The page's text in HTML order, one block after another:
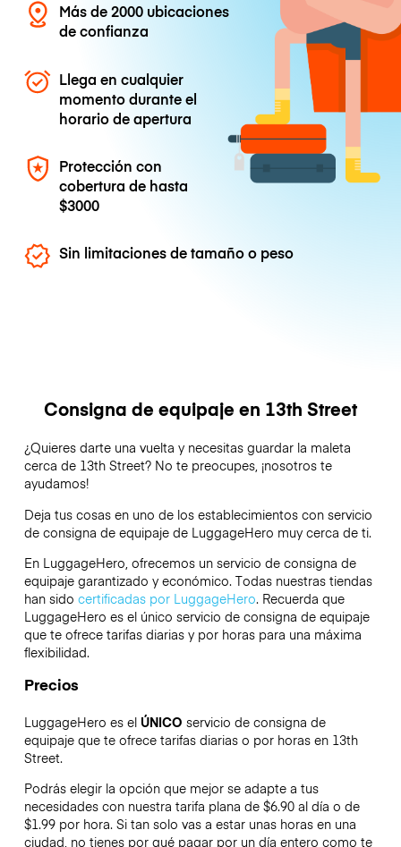
Más de 2000 ubicaciones
de confianza
Llega en cualquier
momento durante el
horario de apertura
Protección con
cobertura de hasta
$3000
Sin limitaciones de tamaño o peso
Consigna de equipaje en 13th Street
¿Quieres darte una vuelta y necesitas guardar la maleta
cerca de 13th Street? No te preocupes, ¡nosotros te
ayudamos!
Deja tus cosas en uno de los establecimientos con servicio
de consigna de equipaje de LuggageHero muy cerca de ti.
En LuggageHero, ofrecemos un servicio de consigna de
equipaje garantizado y económico. Todas nuestras tiendas
han sido certificadas por LuggageHero. Recuerda que
LuggageHero es el único servicio de consigna de equipaje
que te ofrece tarifas diarias y por horas para una máxima
flexibilidad.
Precios
LuggageHero es el ÚNICO servicio de consigna de
equipaje que te ofrece tarifas diarias o por horas en 13th
Street.
Podrás elegir la opción que mejor se adapte a tus
necesidades con nuestra tarifa plana de $6.90 al día o de
$1.99 por hora. Si tan solo vas a estar unas horas en una
ciudad, no tienes por qué pagar por un día entero como te